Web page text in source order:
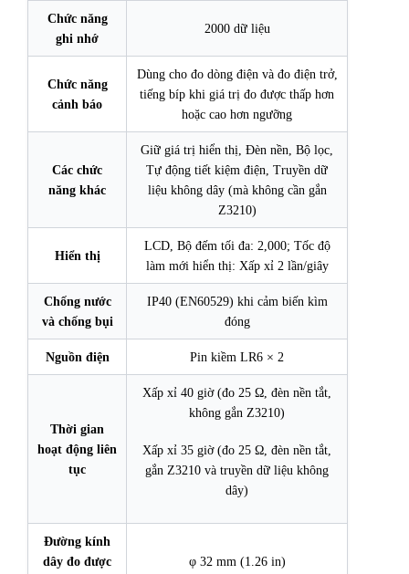
Chức năng
ghi nhớ
2000 dữ liệu
Chức năng
cảnh báo
Dùng cho đo dòng điện và đo điện trở,
tiếng bíp khi giá trị đo được thấp hơn
hoặc cao hơn ngưỡng
Các chức
năng khác
Giữ giá trị hiển thị, Đèn nền, Bộ lọc,
Tự động tiết kiệm điện, Truyền dữ
liệu không dây (mà không cần gắn
Z3210)
Hiển thị
LCD, Bộ đếm tối đa: 2,000; Tốc độ
làm mới hiển thị: Xấp xỉ 2 lần/giây
Chống nước
và chống bụi
IP40 (EN60529) khi cảm biến kìm
đóng
Nguồn điện Pin kiềm LR6 × 2
Thời gian
hoạt động liên
tục
Xấp xỉ 40 giờ (đo 25 Ω, đèn nền tắt,
không gắn Z3210)
Xấp xỉ 35 giờ (đo 25 Ω, đèn nền tắt,
gắn Z3210 và truyền dữ liệu không
dây)
Đường kính
dây đo được
φ 32 mm (1.26 in)